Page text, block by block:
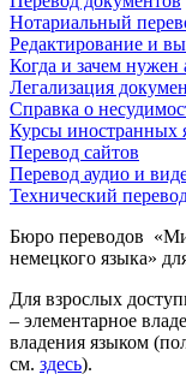
Нотариальный
Редактирование и
Когда и зачем нужен
Легализация
Справка о
Курсы иностранных
Перевод сайтов
Перевод аудио и
Технический
Бюро переводов
немецкого языка»
Для взрослых
– элементарное
владения языком
см. здесь).